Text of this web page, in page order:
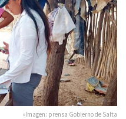
»Imagen: prensa Gobierno de Salta